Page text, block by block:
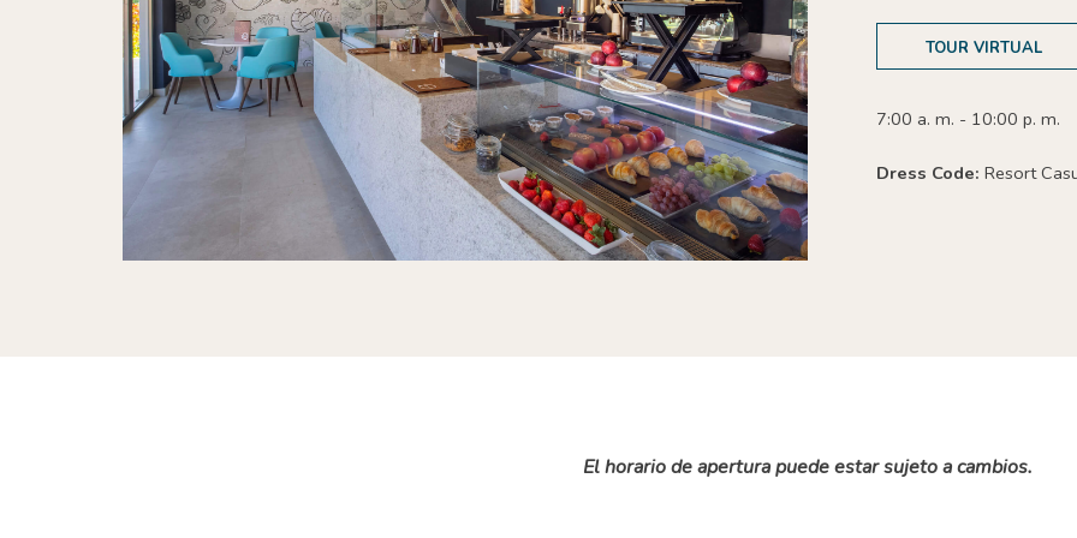
TOUR VIRTUAL
7:00 a. m. - 10:00 p. m.
Dress Code: Resort
El horario de apertura puede estar sujeto a cambios.